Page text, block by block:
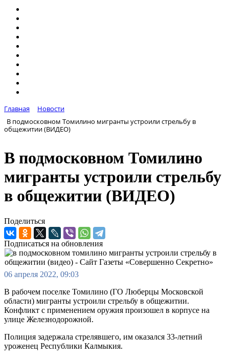
Главная
Новости
В подмосковном Томилино мигранты устроили стрельбу в
общежитии (ВИДЕО)
В подмосковном Томилино
мигранты устроили стрельбу
в общежитии (ВИДЕО)
Поделиться
Подписаться на обновления
06 апреля 2022, 09:03
В рабочем поселке Томилино (ГО Люберцы Московской
области) мигранты устроили стрельбу в общежитии.
Конфликт с применением оружия произошел в корпусе на
улице Железнодорожной.
Полиция задержала стрелявшего, им оказался 33-летний
уроженец Республики Калмыкия.